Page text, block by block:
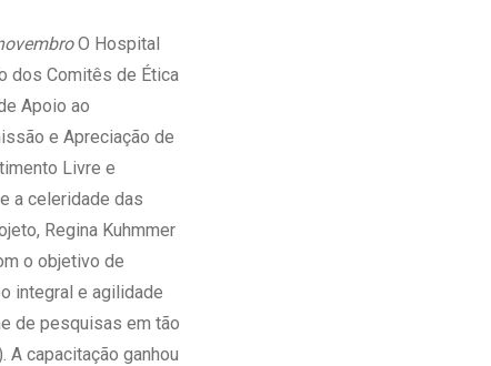
Empresas
Tele Interconsultas
Gestão do Cuidado
O Hospital
dos Comitês de Ética
Apoio ao
e Apreciação de
Livre e
a celeridade das
Regina Kuhmmer
o objetivo de
integral e agilidade
de pesquisas em tão
capacitação ganhou